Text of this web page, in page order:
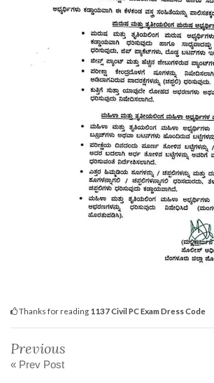
Thanks for reading 1137 Civil PC Exam Dress Code
Previous
« Prev Post